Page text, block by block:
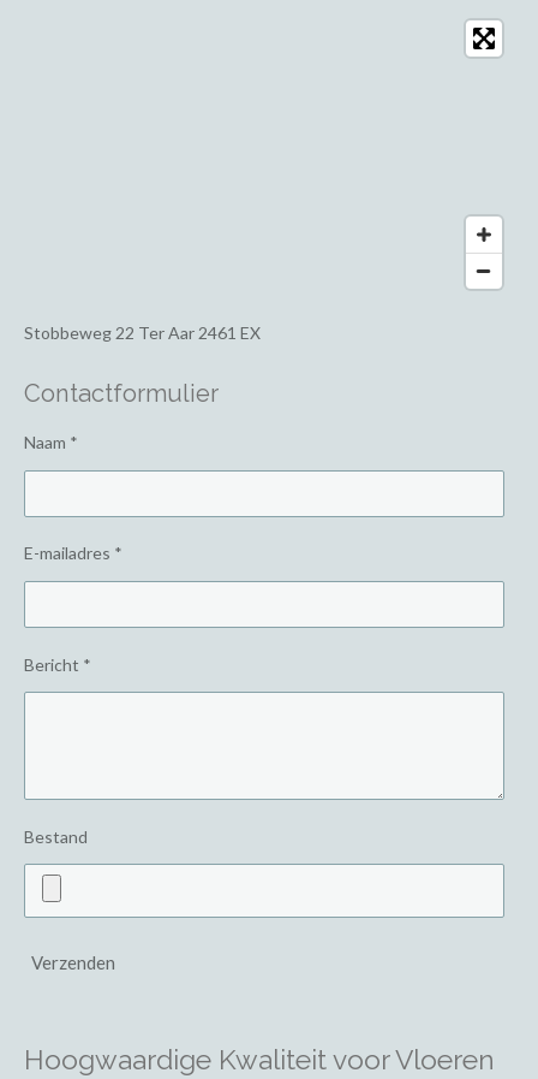
Stobbeweg 22 Ter Aar 2461 EX
Contactformulier
Naam *
E-mailadres *
Bericht *
Bestand
Verzenden
Hoogwaardige Kwaliteit voor Vloeren